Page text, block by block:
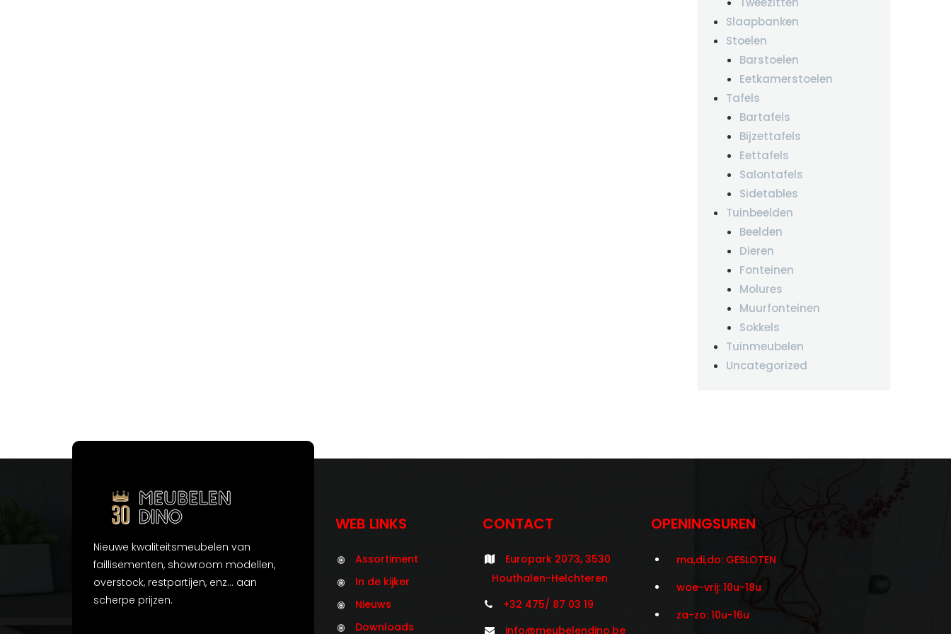
Slaapbanken
Stoelen
Barstoelen
Eetkamerstoelen
Tafels
Bartafels
Bijzettafels
Eettafels
Salontafels
Sidetables
Tuinbeelden
Beelden
Dieren
Fonteinen
Molures
Muurfonteinen
Sokkels
Tuinmeubelen
Uncategorized
Nieuwe kwaliteitsmeubelen van
faillisementen, showroom modellen,
overstock, restpartijen, enz... aan
scherpe prijzen.
WEB LINKS
Assortiment
In de kijker
Nieuws
Downloads
CONTACT
Europark 2073, 3530
Houthalen-Helchteren
+32 475/ 87 03 19
info@meubelendino.be
OPENINGSUREN
ma,di,do: GESLOTEN
woe-vrij: 10u-18u
za-zo: 10u-16u